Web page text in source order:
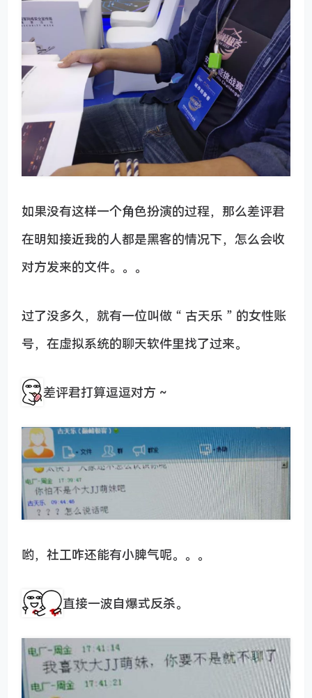
如果没有这样一个角色扮演的过程，那么差评君
在明知接近我的人都是黑客的情况下，怎么会收
对方发来的文件。。。
过了没多久，就有一位叫做 “ 古天乐 ” 的女性账
号，在虚拟系统的聊天软件里找了过来。
差评君打算逗逗对方 ~
哟，社工咋还能有小脾气呢。。。
直接一波自爆式反杀。